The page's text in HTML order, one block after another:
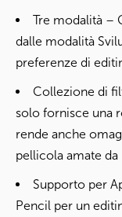
Tre modalità –
dalle modalità
preferenze di
Collezione di
solo fornisce una
rende anche
pellicola amate
Supporto per
Pencil per un